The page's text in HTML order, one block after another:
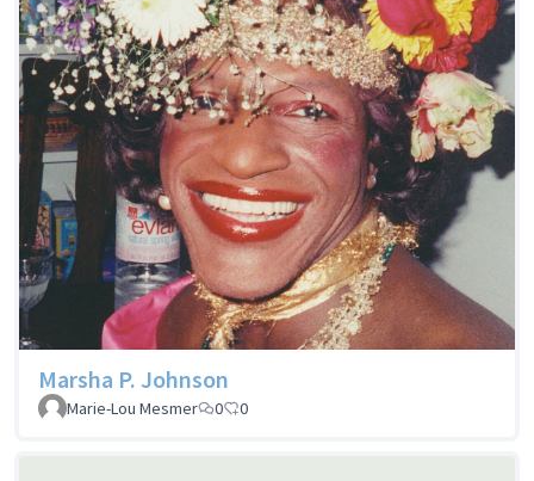
Marsha P. Johnson
Marie-Lou Mesmer 0 0